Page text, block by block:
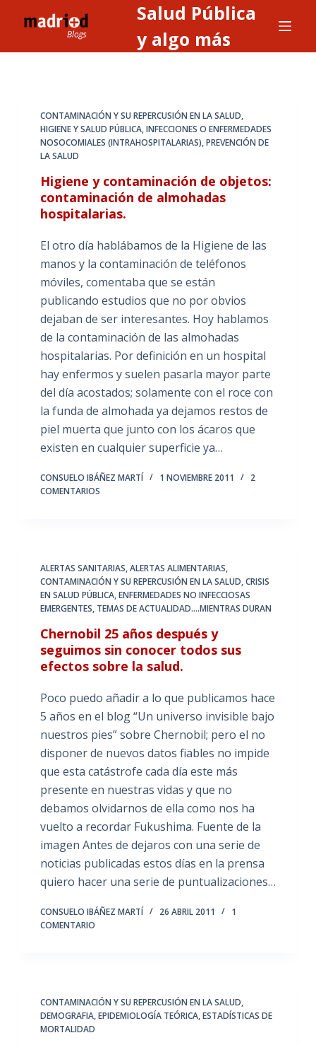
l
Salud Pública
y algo más
CONTAMINACIÓN Y SU REPERCUSIÓN EN LA SALUD,
HIGIENE Y SALUD PÚBLICA,INFECCIONES O ENFERMEDADES
NOSOCOMIALES (INTRAHOSPITALARIAS),PREVENCIÓN DE
LA SALUD
Higiene y contaminación de objetos:
contaminación de almohadas
hospitalarias.
El otro día hablábamos de la Higiene de las
manos y la contaminación de teléfonos
móviles, comentaba que se están
publicando estudios que no por obvios
dejaban de ser interesantes. Hoy hablamos
de la contaminación de las almohadas
hospitalarias. Por definición en un hospital
hay enfermos y suelen pasarla mayor parte
del día acostados; solamente con el roce con
la funda de almohada ya dejamos restos de
piel muerta que junto con los ácaros que
existen en cualquier superficie ya…
CONSUELO IBÁÑEZ MARTÍ 1 NOVIEMBRE 2011
2
COMENTARIOS
ALERTAS SANITARIAS, ALERTAS ALIMENTARIAS,
CONTAMINACIÓN Y SU REPERCUSIÓN EN LA SALUD,CRISIS
EN SALUD PÚBLICA,ENFERMEDADES NO INFECCIOSAS
EMERGENTES, TEMAS DE ACTUALIDAD....MIENTRAS DURAN
Chernobil 25 años después y
seguimos sin conocer todos sus
efectos sobre la salud.
Poco puedo añadir a lo que publicamos hace
5 años en el blog “Un universo invisible bajo
nuestros pies” sobre Chernobil; pero el no
disponer de nuevos datos fiables no impide
que esta catástrofe cada día este más
presente en nuestras vidas y que no
debamos olvidarnos de ella como nos ha
vuelto a recordar Fukushima. Fuente de la
imagen Antes de dejaros con una serie de
noticias publicadas estos días en la prensa
quiero hacer una serie de puntualizaciones…
CONSUELO IBÁÑEZ MARTÍ 26 ABRIL 2011
1
COMENTARIO
CONTAMINACIÓN Y SU REPERCUSIÓN EN LA SALUD,
DEMOGRAFIA,EPIDEMIOLOGÍA TEÓRICA,ESTADÍSTICAS DE
MORTALIDAD